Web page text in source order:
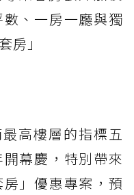
、一房一廳與獨
房」
高樓層的指標五
開幕慶，特別帶來
房」優惠專案，預